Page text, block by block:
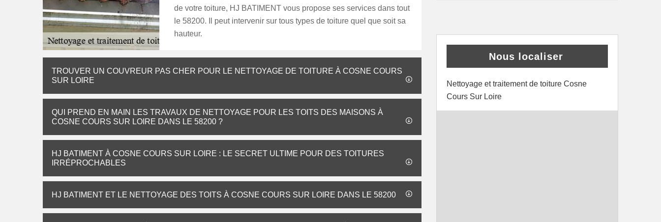
de votre toiture, HJ BATIMENT vous propose ses services dans tout
le 58200. Il peut intervenir sur tous types de toiture quel que soit sa
hauteur.
TROUVER UN COUVREUR PAS CHER POUR LE NETTOYAGE DE TOITURE À COSNE COURS
SUR LOIRE
QUI PREND EN MAIN LES TRAVAUX DE NETTOYAGE POUR LES TOITS DES MAISONS À
COSNE COURS SUR LOIRE DANS LE 58200 ?
HJ BATIMENT À COSNE COURS SUR LOIRE : LE SECRET ULTIME POUR DES TOITURES
IRRÉPROCHABLES
HJ BATIMENT ET LE NETTOYAGE DES TOITS À COSNE COURS SUR LOIRE DANS LE 58200
Nous localiser
Nettoyage et traitement de toiture Cosne
Cours Sur Loire